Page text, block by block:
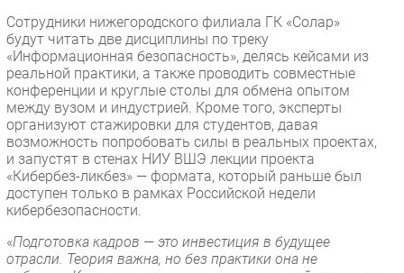
Сотрудники нижегородского филиала ГК «Солар»
будут читать две дисциплины по треку
«Информационная безопасность», делясь кейсами из
реальной практики, а также проводить совместные
конференции и круглые столы для обмена опытом
между вузом и индустрией. Кроме того, эксперты
организуют стажировки для студентов, давая
возможность попробовать силы в реальных проектах,
и запустят в стенах НИУ ВШЭ лекции проекта
«Кибербез-ликбез» — формата, который раньше был
доступен только в рамках Российской недели
кибербезопасности.
«Подготовка кадров — это инвестиция в будущее
отрасли. Теория важна, но без практики она не